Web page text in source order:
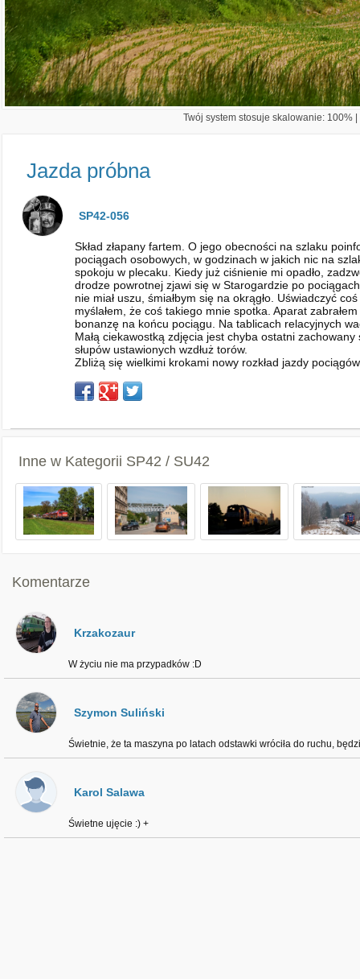
Twój system stosuje skalowanie: 100%
Jazda próbna
SP42-056
Skład złapany fartem. O jego obecności na szlaku
pociągach osobowych, w godzinach w jakich nic na
spokoju w plecaku. Kiedy już ciśnienie mi opadło,
drodze powrotnej zjawi się w Starogardzie po
nie miał uszu, śmiałbym się na okrągło. Uświadczyć
myślałem, że coś takiego mnie spotka. Aparat
bonanzę na końcu pociągu. Na tablicach relacyjnych
Małą ciekawostką zdjęcia jest chyba ostatni
słupów ustawionych wzdłuż torów.
Zbliżą się wielkimi krokami nowy rozkład jazdy
Inne w Kategorii SP42 / SU42
Komentarze
Krzakozaur
W życiu nie ma przypadków :D
Szymon Suliński
Świetnie, że ta maszyna po latach odstawki wróciła do ruchu,
Karol Salawa
Świetne ujęcie :) +